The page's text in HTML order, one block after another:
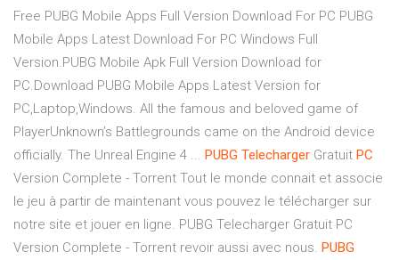
Free PUBG Mobile Apps Full Version Download For PC PUBG
Mobile Apps Latest Download For PC Windows Full
Version.PUBG Mobile Apk Full Version Download for
PC.Download PUBG Mobile Apps Latest Version for
PC,Laptop,Windows. All the famous and beloved game of
PlayerUnknown’s Battlegrounds came on the Android device
officially. The Unreal Engine 4 ... PUBG Telecharger Gratuit PC
Version Complete - Torrent Tout le monde connait et associe
le jeu à partir de maintenant vous pouvez le télécharger sur
notre site et jouer en ligne. PUBG Telecharger Gratuit PC
Version Complete - Torrent revoir aussi avec nous. PUBG